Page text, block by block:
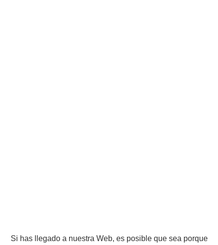
Si has llegado a nuestra Web, es posible que sea porque